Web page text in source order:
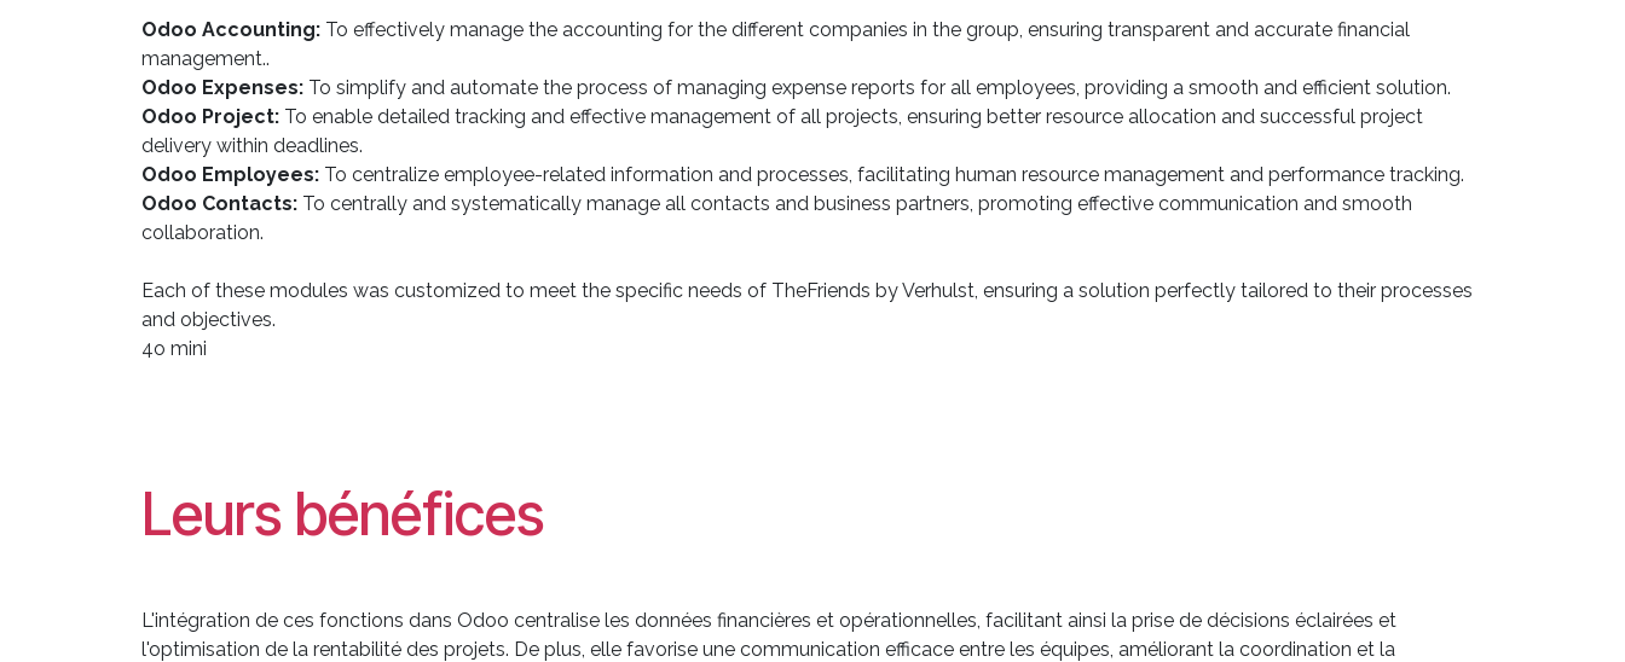
Odoo Accounting: To effectively manage the accounting for the different companies in the group, ensuring transparent and accurate financial
management. ​.
Odoo Expenses: To simplify and automate the process of managing expense reports for all employees, providing a smooth and efficient solution.
Odoo Project: To enable detailed tracking and effective management of all projects, ensuring better resource allocation and successful project
delivery within deadlines.
Odoo Employees: To centralize employee-related information and processes, facilitating human resource management and performance tracking.
Odoo Contacts: To centrally and systematically manage all contacts and business partners, promoting effective communication and smooth
collaboration.
Each of these modules was customized to meet the specific needs of TheFriends by Verhulst, ensuring a solution perfectly tailored to their processes
and objectives.
4o mini
Leurs bénéfices
L'intégration de ces fonctions dans Odoo centralise les données financières et opérationnelles, facilitant ainsi la prise de décisions éclairées et
l'optimisation de la rentabilité des projets. De plus, elle favorise une communication efficace entre les équipes, améliorant la coordination et la